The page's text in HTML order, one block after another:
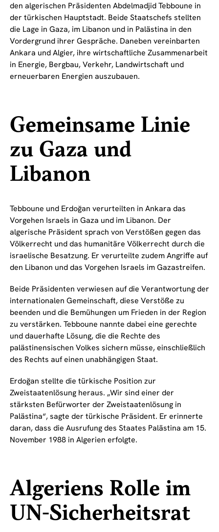
den algerischen Präsidenten Abdelmadjid Tebboune in
der türkischen Hauptstadt. Beide Staatschefs stellten
die Lage in Gaza, im Libanon und in Palästina in den
Vordergrund ihrer Gespräche. Daneben vereinbarten
Ankara und Algier, ihre wirtschaftliche Zusammenarbeit
in Energie, Bergbau, Verkehr, Landwirtschaft und
erneuerbaren Energien auszubauen.
Gemeinsame Linie
zu Gaza und
Libanon
Tebboune und Erdoğan verurteilten in Ankara das
Vorgehen Israels in Gaza und im Libanon. Der
algerische Präsident sprach von Verstößen gegen das
Völkerrecht und das humanitäre Völkerrecht durch die
israelische Besatzung. Er verurteilte zudem Angriffe auf
den Libanon und das Vorgehen Israels im Gazastreifen.
Beide Präsidenten verwiesen auf die Verantwortung der
internationalen Gemeinschaft, diese Verstöße zu
beenden und die Bemühungen um Frieden in der Region
zu verstärken. Tebboune nannte dabei eine gerechte
und dauerhafte Lösung, die die Rechte des
palästinensischen Volkes sichern müsse, einschließlich
des Rechts auf einen unabhängigen Staat.
Erdoğan stellte die türkische Position zur
Zweistaatenlösung heraus. „Wir sind einer der
stärksten Befürworter der Zweistaatenlösung in
Palästina“, sagte der türkische Präsident. Er erinnerte
daran, dass die Ausrufung des Staates Palästina am 15.
November 1988 in Algerien erfolgte.
Algeriens Rolle im
UN-Sicherheitsrat